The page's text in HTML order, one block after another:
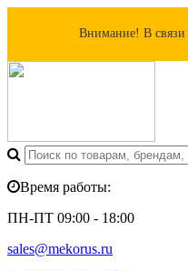
Внимание! В связи
Время работы:
ПН-ПТ 09:00 - 18:00
sales@mekorus.ru